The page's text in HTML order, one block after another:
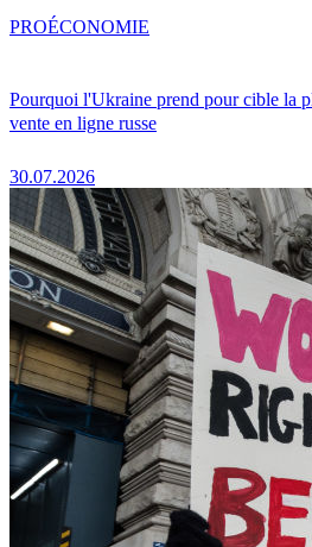
Pourquoi l'Ukraine prend pour cible la
vente en ligne russe
30.07.2026
PROÉCONOMIE